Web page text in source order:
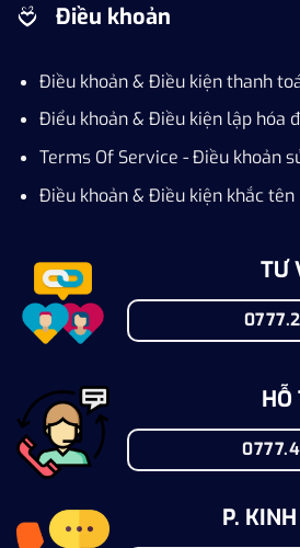
Điều khoản
Điều khoản & Điều kiện thanh
Điểu khoản & Điều kiện lập hóa
Terms Of Service - Điều khoản
Điều khoản & Điều kiện khắc tên
TƯ
HỖ
P.